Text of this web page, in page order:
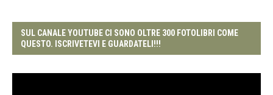
SUL CANALE YOUTUBE CI SONO OLTRE 300 FOTOLIBRI COME
QUESTO. ISCRIVETEVI E GUARDATELI!!!